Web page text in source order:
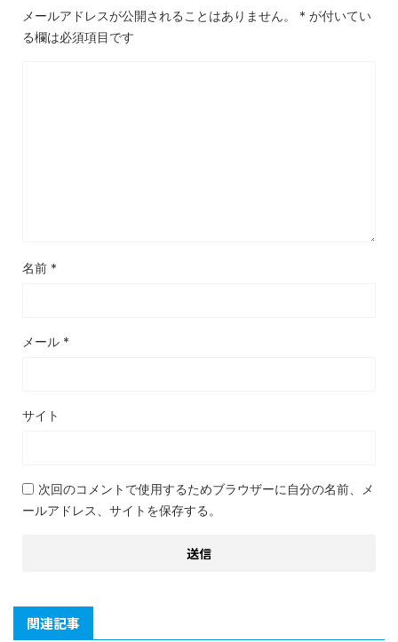
メールアドレスが公開されることはありません。 * が付いてい
る欄は必須項目です
名前 *
メール *
サイト
次回のコメントで使用するためブラウザーに自分の名前、メ
ールアドレス、サイトを保存する。
関連記事